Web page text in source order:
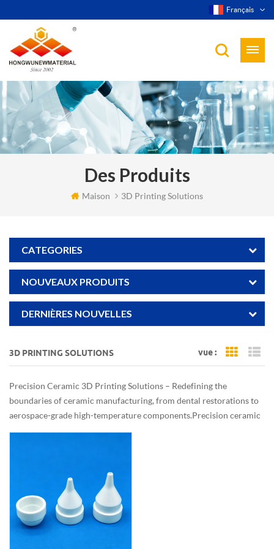
Français
Des Produits
Maison 3D Printing Solutions
CATEGORIES
NOUVEAUX PRODUITS
DERNIÈRES NOUVELLES
3D PRINTING SOLUTIONS vue : Grid
Precision Ceramic 3D Printing Solutions – Redefining the
boundaries of ceramic manufacturing, from dental restorations to
aerospace-grade high-temperature components.Precision ceramic
3D printing turns impossible structures into reality.